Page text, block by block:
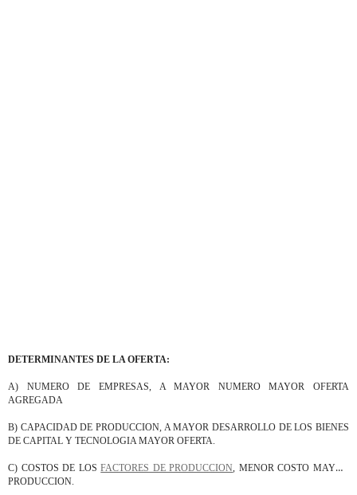
DETERMINANTES DE LA OFERTA:
A) NUMERO DE EMPRESAS, A MAYOR NUMERO MAYOR OFERTA
AGREGADA
B) CAPACIDAD DE PRODUCCION, A MAYOR DESARROLLO DE LOS BIENES
DE CAPITAL Y TECNOLOGIA MAYOR OFERTA.
C) COSTOS DE LOSFACTORES DE PRODUCCION, MENOR COSTO MAYOR
PRODUCCION.